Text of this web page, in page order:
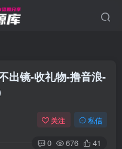
出镜-收礼物-撸音浪-
关注 私信
0 676 41